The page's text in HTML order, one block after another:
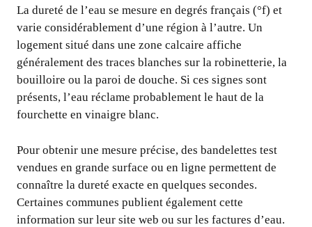
La dureté de l’eau se mesure en degrés français (°f) et
varie considérablement d’une région à l’autre. Un
logement situé dans une zone calcaire affiche
généralement des traces blanches sur la robinetterie, la
bouilloire ou la paroi de douche. Si ces signes sont
présents, l’eau réclame probablement le haut de la
fourchette en vinaigre blanc.
Pour obtenir une mesure précise, des bandelettes test
vendues en grande surface ou en ligne permettent de
connaître la dureté exacte en quelques secondes.
Certaines communes publient également cette
information sur leur site web ou sur les factures d’eau.